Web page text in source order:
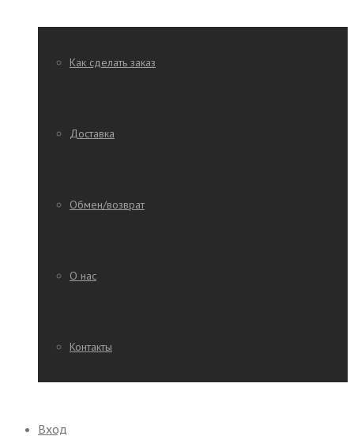
Как сделать заказ
Доставка
Обмен/возврат
О нас
Контакты
Вход